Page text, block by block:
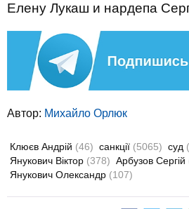
Елену Лукаш и нардепа
Автор: Михайло Орлюк
Клюєв Андрій (46) санкції (5065) суд
Янукович Віктор (378) Арбузов Сергій
Янукович Олександр (107)